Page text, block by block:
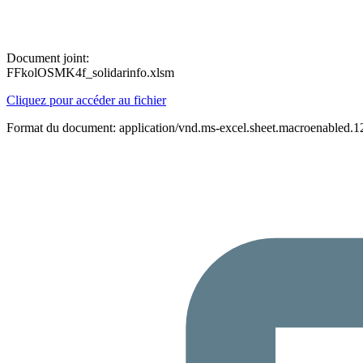
Document joint:
FFkolOSMK4f_solidarinfo.xlsm
Cliquez pour accéder au fichier
Format du document: application/vnd.ms-